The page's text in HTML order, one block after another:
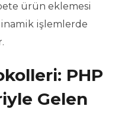
ürün eklemesi
işlemlerde
PHP
Gelen